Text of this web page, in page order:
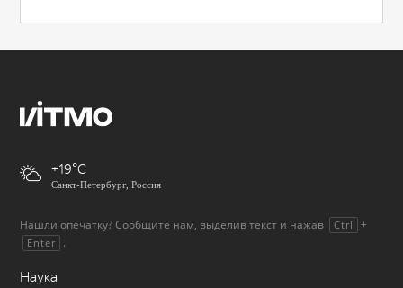
+19
Санкт-Петербург, Россия
Нашли опечатку? Сообщите нам, выделив текст и нажав Ctrl +
Enter .
Наука